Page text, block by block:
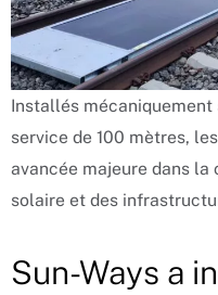
Installés mécaniquement
service de 100 mètres,
avancée majeure dans
solaire et des
Sun-Ways a